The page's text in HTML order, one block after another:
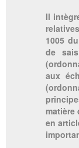
Il
1005
de
aux
en